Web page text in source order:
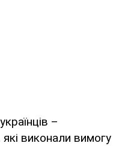
–
виконали вимогу